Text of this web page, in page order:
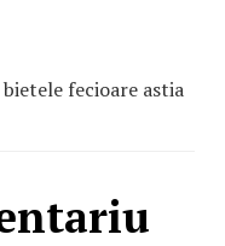
fecioare astia